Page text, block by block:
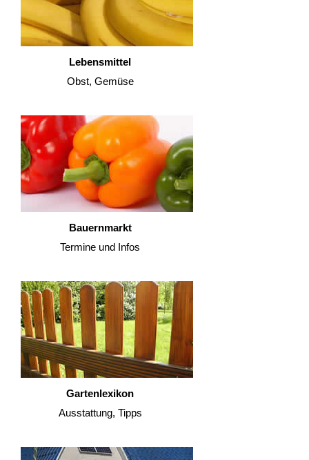
Lebensmittel
Obst, Gemüse
Bauernmarkt
Termine und Infos
Gartenlexikon
Ausstattung, Tipps